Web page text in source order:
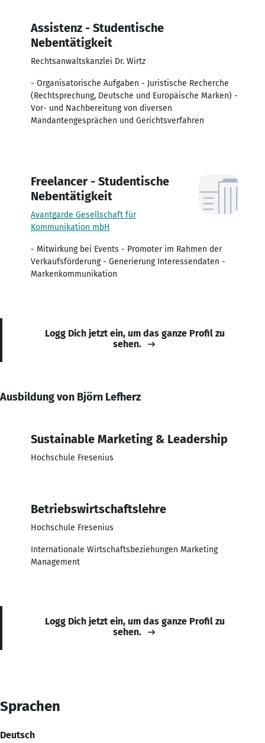
Assistenz - Studentische
Nebentätigkeit
Rechtsanwaltskanzlei Dr. Wirtz
- Organisatorische Aufgaben - Juristische Recherche
(Rechtsprechung, Deutsche und Europäische Marken) -
Vor- und Nachbereitung von diversen
Mandantengesprächen und Gerichtsverfahren
Freelancer - Studentische
Nebentätigkeit
Avantgarde Gesellschaft für
Kommunikation mbH
- Mitwirkung bei Events - Promoter im Rahmen der
Verkaufsförderung - Generierung Interessendaten -
Markenkommunikation
Logg Dich jetzt ein, um das ganze Profil zu
sehen.
Ausbildung von Björn Lefherz
Sustainable Marketing & Leadership
Hochschule Fresenius
Betriebswirtschaftslehre
Hochschule Fresenius
Internationale Wirtschaftsbeziehungen Marketing
Management
Logg Dich jetzt ein, um das ganze Profil zu
sehen.
Sprachen
Deutsch